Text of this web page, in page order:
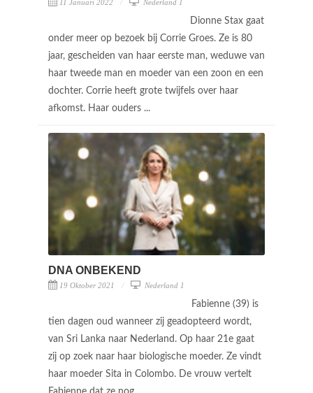
11 Januari 2022 Nederland 1
Dionne Stax gaat
onder meer op bezoek bij Corrie Groes. Ze is 80
jaar, gescheiden van haar eerste man, weduwe van
haar tweede man en moeder van een zoon en een
dochter. Corrie heeft grote twijfels over haar
afkomst. Haar ouders ...
DNA ONBEKEND
19 Oktober 2021 Nederland 1
Fabienne (39) is
tien dagen oud wanneer zij geadopteerd wordt,
van Sri Lanka naar Nederland. Op haar 21e gaat
zij op zoek naar haar biologische moeder. Ze vindt
haar moeder Sita in Colombo. De vrouw vertelt